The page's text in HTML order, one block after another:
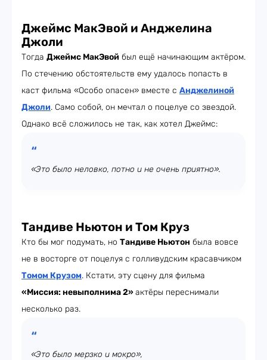
Джеймс МакЭвой и Анджелина
Джоли
Тогда Джеймс МакЭвой был ещё начинающим актёром.
По стечению обстоятельств ему удалось попасть в
каст фильма «Особо опасен» вместе с Анджелиной
Джоли. Само собой, он мечтал о поцелуе со звездой.
Однако всё сложилось не так, как хотел Джеймс:
«Это было неловко, потно и не очень приятно».
Тандиве Ньютон и Том Круз
Кто бы мог подумать, но Тандиве Ньютон была вовсе
не в восторге от поцелуя с голливудским красавчиком
Томом Крузом. Кстати, эту сцену для фильма
«Миссия: невыполнима 2»актёры переснимали
несколько раз.
«Это было мерзко и мокро»,